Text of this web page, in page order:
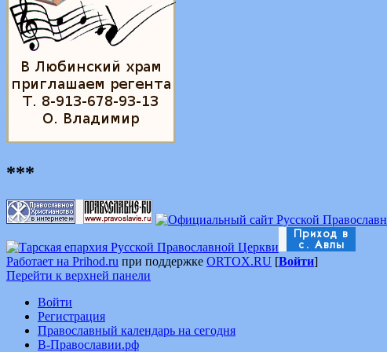
***
Работает на Prihod.ru при поддержке ORTOX.RU [Войти]
Перейти к верхней панели
Войти
Регистрация
Православный календарь на сегодня
В-Православии.рф